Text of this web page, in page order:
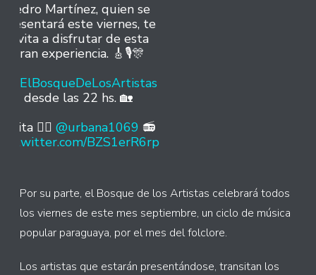
Pedro Martínez, quien se
presentará este viernes, te
invita a disfrutar de esta
gran experiencia. 🎸🎙🎊
#ElBosqueDeLosArtistas
desde las 22 hs. 🏡
Invita 👉🏻 @urbana1069 📻
BZS1erR6rp
Por su parte, el Bosque de los Artistas celebrará todos
los viernes de este mes septiembre, un ciclo de música
popular paraguaya, por el mes del folclore.
Los artistas que estarán presentándose, transitan los